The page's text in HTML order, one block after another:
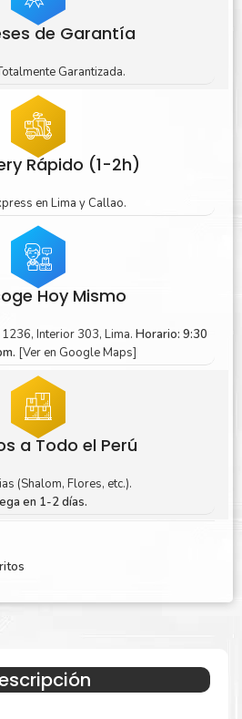
de Garantía
Garantizada.
Rápido (1-2h)
en Lima y Callao.
Hoy Mismo
Interior 303, Lima. Horario: 9:30
[Ver en Google Maps]
a Todo el Perú
(Shalom, Flores, etc.).
en 1-2 días.